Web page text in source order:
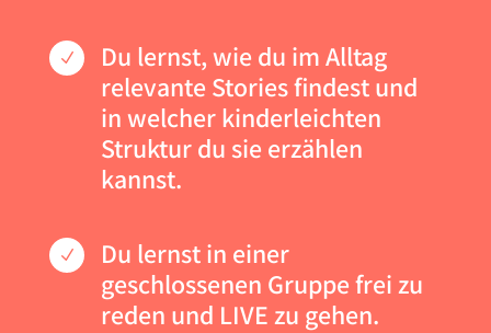
N
Du lernst, wie du im Alltag
relevante Stories findest und
in welcher kinderleichten
Struktur du sie erzählen
kannst.
N
Du lernst in einer
geschlossenen Gruppe frei zu
reden und LIVE zu gehen.